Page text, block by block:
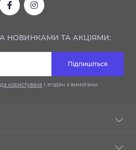
НОВИНКАМИ ТА АКЦІЯМИ:
Підпишіться
користувача і згоден з вимогами